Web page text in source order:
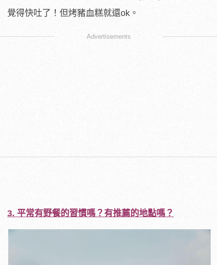
覺得快吐了！但烤豬血糕就還ok。
Advertisements
3. 平常有野餐的習慣嗎？有推薦的地點嗎？